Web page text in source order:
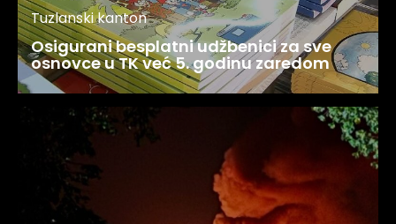
Tuzlanski kanton
Osigurani besplatni udžbenici za sve
osnovce u TK već 5. godinu zaredom